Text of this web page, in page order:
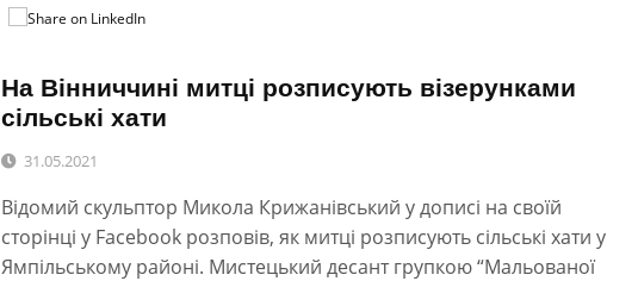
На Вінниччині митці розписують візерунками
сільські хати
31.05.2021
Відомий скульптор Микола Крижанівський у дописі на своїй
сторінці у Facebook розповів, як митці розписують сільські хати у
Ямпільському районі. Мистецький десант групкою “Мальованої